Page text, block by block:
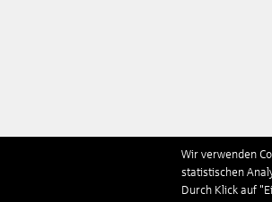
Wir verwenden
statistischen
Durch Klick auf